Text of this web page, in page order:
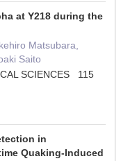
at Y218 during the
Matsubara,
Saito
SCIENCES 115
in
Quaking-Induced